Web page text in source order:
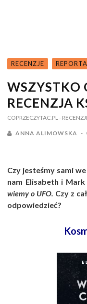
RECENZJE
WSZYSTKO
RECENZJA
COPRZECZYTAC.PL -
ANNA ALIMOWSKA
Czy jesteśmy sami
nam Elisabeth i
wiemy o UFO. Czy z
odpowiedzieć?